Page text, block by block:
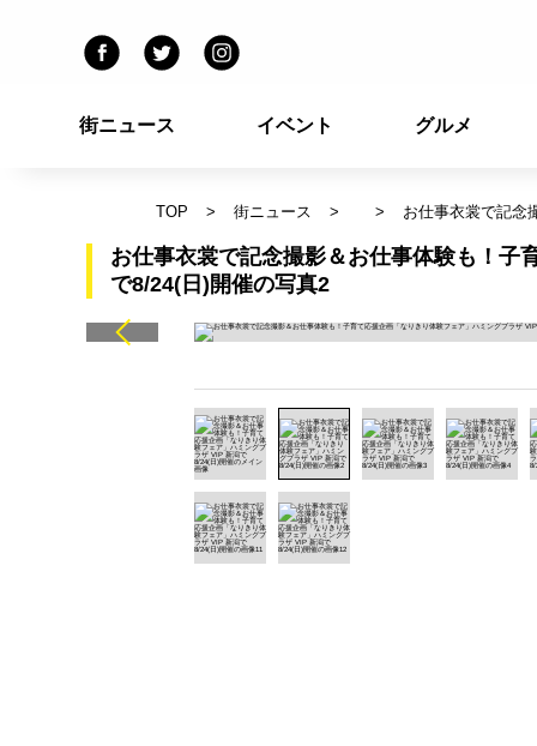
街ニュース イベント グルメ
TOP 街ニュース お仕事衣裳で記念
お仕事衣裳で記念撮影＆お仕事体験も！子
で8/24(日)開催の写真2